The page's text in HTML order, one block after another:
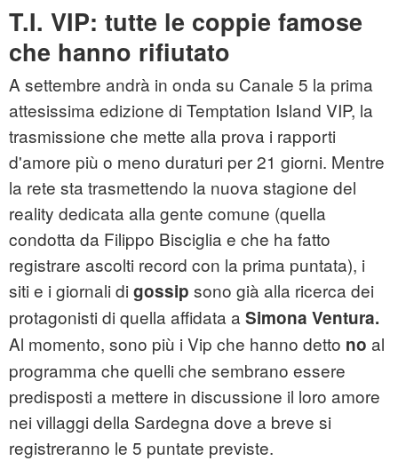
T.I. VIP: tutte le coppie famose
che hanno rifiutato
A settembre andrà in onda su Canale 5 la prima
attesissima edizione di Temptation Island VIP, la
trasmissione che mette alla prova i rapporti
d'amore più o meno duraturi per 21 giorni. Mentre
la rete sta trasmettendo la nuova stagione del
reality dedicata alla gente comune (quella
condotta da Filippo Bisciglia e che ha fatto
registrare ascolti record con la prima puntata), i
siti e i giornali di gossip sono già alla ricerca dei
protagonisti di quella affidata a Simona Ventura.
Al momento, sono più i Vip che hanno detto no al
programma che quelli che sembrano essere
predisposti a mettere in discussione il loro amore
nei villaggi della Sardegna dove a breve si
registreranno le 5 puntate previste.